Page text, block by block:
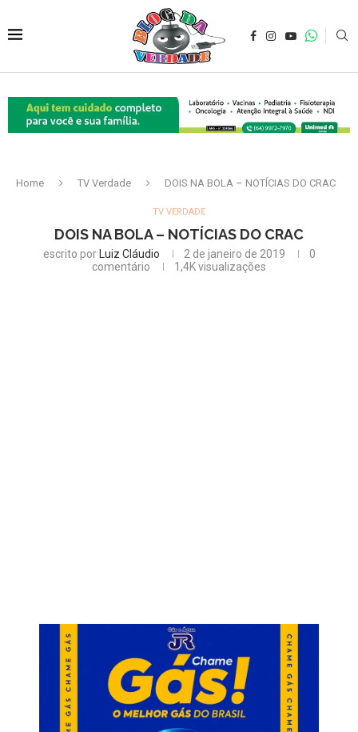
Home TV Verdade DOIS NA BOLA – NOTÍCIAS DO CRAC
TV VERDADE
DOIS NA BOLA – NOTÍCIAS DO CRAC
escrito por Luiz Cláudio 2 de janeiro de 2019
0
comentário
1,4Kvisualizações